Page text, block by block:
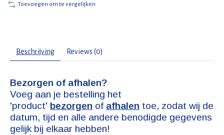
Toevoegen om te vergelijken
Beschrijving Reviews (0)
Bezorgen of afhalen?
Voeg aan je bestelling het
'product' bezorgen of afhalen toe, zodat wij de
datum, tijd en alle andere benodigde gegevens
gelijk bij elkaar hebben!